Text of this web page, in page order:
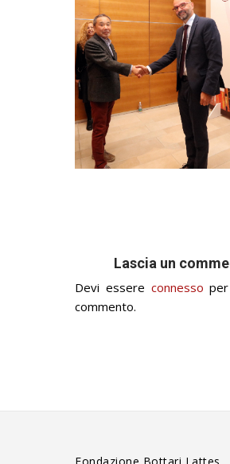
Lascia un
Devi essere connesso
commento.